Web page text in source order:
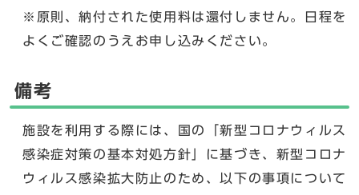
※原則、納付された使用料は還付しません。日程を
よくご確認のうえお申し込みください。
備考
施設を利用する際には、国の「新型コロナウィルス
感染症対策の基本対処方針」に基づき、新型コロナ
ウィルス感染拡大防止のため、以下の事項について